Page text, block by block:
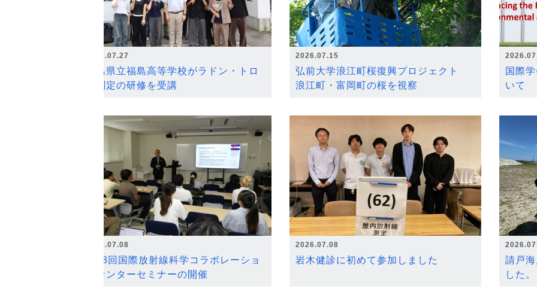
2026.07.27
福島県立福島高等学校がラドン・トロ
ン測定の研修を受講
2026.07.15
弘前大学浪江町桜復興プロジェクト
浪江町・富岡町の桜を視察
国際
いて
2026.07.08
第18回国際放射線科学コラボレーショ
ンセンターセミナーの開催
2026.07.08
岩木健診に初めて参加しました
請戸
した。